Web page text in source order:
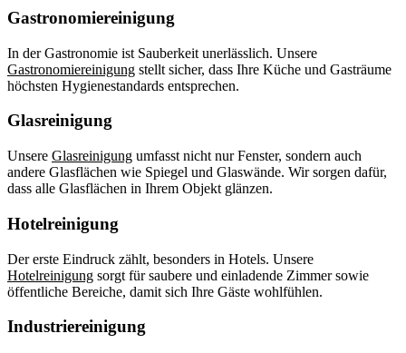
Gastronomiereinigung
In der Gastronomie ist Sauberkeit unerlässlich. Unsere
Gastronomiereinigung stellt sicher, dass Ihre Küche und Gasträume
höchsten Hygienestandards entsprechen.
Glasreinigung
Unsere Glasreinigung umfasst nicht nur Fenster, sondern auch
andere Glasflächen wie Spiegel und Glaswände. Wir sorgen dafür,
dass alle Glasflächen in Ihrem Objekt glänzen.
Hotelreinigung
Der erste Eindruck zählt, besonders in Hotels. Unsere
Hotelreinigung sorgt für saubere und einladende Zimmer sowie
öffentliche Bereiche, damit sich Ihre Gäste wohlfühlen.
Industriereinigung